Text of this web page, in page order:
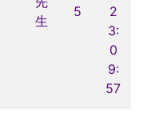
生
5
2
3:
0
9:
57